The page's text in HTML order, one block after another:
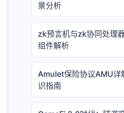
景分析
zk预言机与zk协同处理
组件解析
Amulet保险协议AMU详
识指南